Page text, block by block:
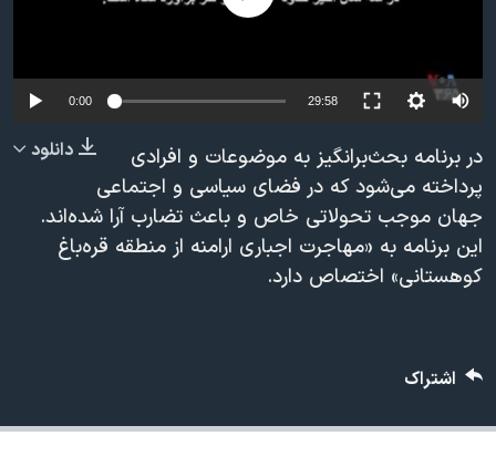
اقتصادی
اسرائیل در جنگ
گالری عکس
آرشیو پخش زنده
حمله جمهوری اسلامی به اسرائیل
ورزش زنان در ایران
اعتراضات زن، زندگی، آزادی
مجموعه مستندهای دادخواهی
چهل سال گروگان‌گیری
زبانهای مختلف
0:00 29:58
دانلود
در برنامه بحث‌برانگیز به موضوعات و افرادی
پرداخته می‌شود که در فضای سیاسی و اجتماعی
جهان موجب تحولاتی خاص و باعث تضارب آرا شده‌اند.
این برنامه به «مهاجرت اجباری ارامنه از منطقه قره‌باغ
کوهستانی» اختصاص دارد.
اشتراک